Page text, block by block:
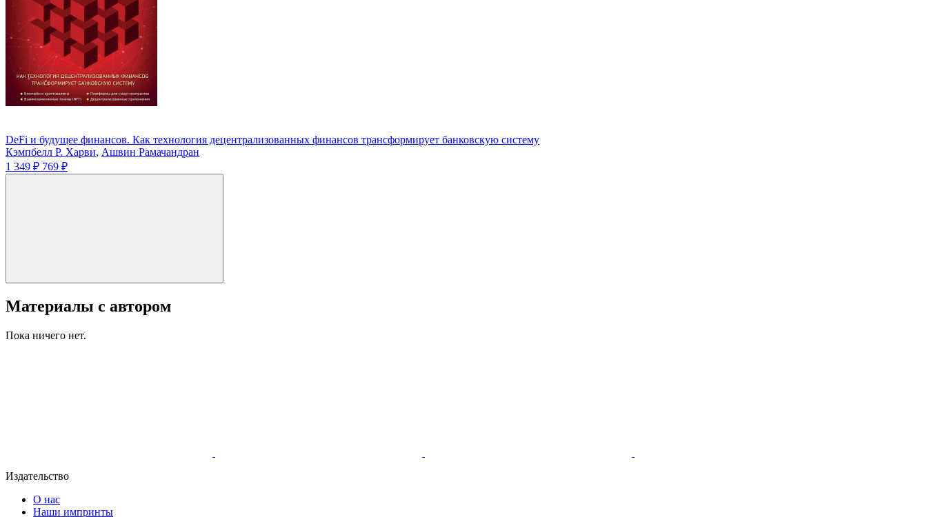
DeFi и будущее финансов. Как технология децентрализованных финансов трансформирует банковскую систему
Кэмпбелл Р. Харви, Ашвин Рамачандран
1 349 ₽ 769 ₽
Материалы с автором
Пока ничего нет.
Издательство
О нас
Наши импринты